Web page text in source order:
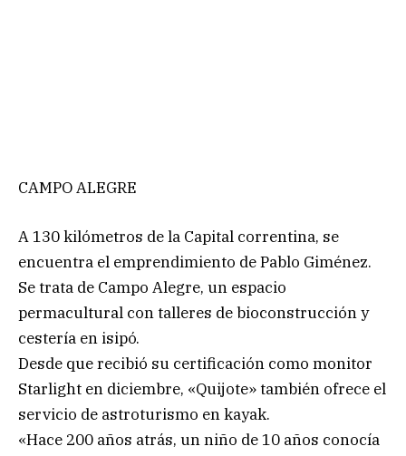
CAMPO ALEGRE
A 130 kilómetros de la Capital correntina, se
encuentra el emprendimiento de Pablo Giménez.
Se trata de Campo Alegre, un espacio
permacultural con talleres de bioconstrucción y
cestería en isipó.
Desde que recibió su certificación como monitor
Starlight en diciembre, «Quijote» también ofrece el
servicio de astroturismo en kayak.
«Hace 200 años atrás, un niño de 10 años conocía